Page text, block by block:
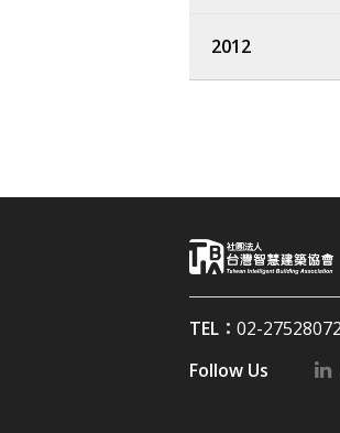
2012
TEL： 02-27528072
Follow Us